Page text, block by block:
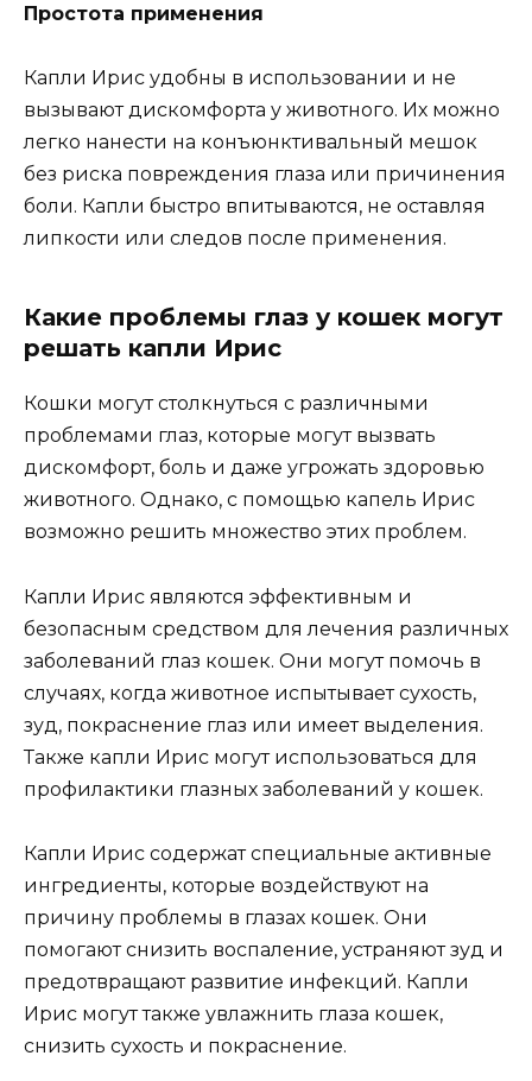
Простота применения
Капли Ирис удобны в использовании и не
вызывают дискомфорта у животного. Их можно
легко нанести на конъюнктивальный мешок
без риска повреждения глаза или причинения
боли. Капли быстро впитываются, не оставляя
липкости или следов после применения.
Какие проблемы глаз у кошек могут
решать капли Ирис
Кошки могут столкнуться с различными
проблемами глаз, которые могут вызвать
дискомфорт, боль и даже угрожать здоровью
животного. Однако, с помощью капель Ирис
возможно решить множество этих проблем.
Капли Ирис являются эффективным и
безопасным средством для лечения различных
заболеваний глаз кошек. Они могут помочь в
случаях, когда животное испытывает сухость,
зуд, покраснение глаз или имеет выделения.
Также капли Ирис могут использоваться для
профилактики глазных заболеваний у кошек.
Капли Ирис содержат специальные активные
ингредиенты, которые воздействуют на
причину проблемы в глазах кошек. Они
помогают снизить воспаление, устраняют зуд и
предотвращают развитие инфекций. Капли
Ирис могут также увлажнить глаза кошек,
снизить сухость и покраснение.